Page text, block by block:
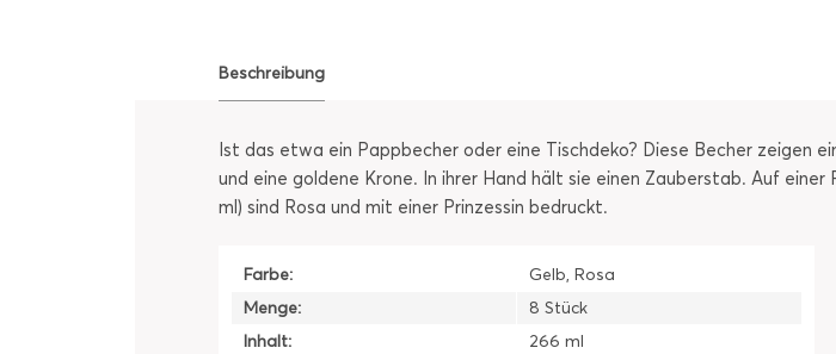
Beschreibung
Ist das etwa ein Pappbecher oder eine Tischdeko? Diese Becher zeigen
und eine goldene Krone. In ihrer Hand hält sie einen Zauberstab. Auf
ml) sind Rosa und mit einer Prinzessin bedruckt.
Farbe:
Gelb, Rosa
Menge:
8 Stück
Inhalt:
266 ml